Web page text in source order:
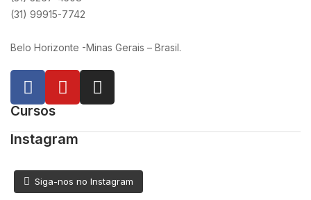
(31) 99915-7742
Belo Horizonte -Minas Gerais – Brasil.
Cursos
Instagram
Siga-nos no Instagram